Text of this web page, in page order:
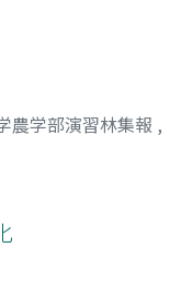
農学部演習林集報 ,